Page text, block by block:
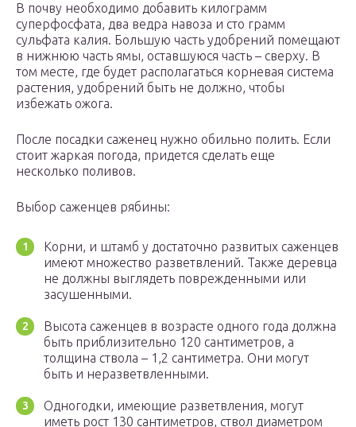
В почву необходимо добавить килограмм
суперфосфата, два ведра навоза и сто грамм
сульфата калия. Большую часть удобрений помещают
в нижнюю часть ямы, оставшуюся часть – сверху. В
том месте, где будет располагаться корневая система
растения, удобрений быть не должно, чтобы
избежать ожога.
После посадки саженец нужно обильно полить. Если
стоит жаркая погода, придется сделать еще
несколько поливов.
Выбор саженцев рябины:
Корни, и штамб у достаточно развитых саженцев
имеют множество разветвлений. Также деревца
не должны выглядеть поврежденными или
засушенными.
Высота саженцев в возрасте одного года должна
быть приблизительно 120 сантиметров, а
толщина ствола – 1,2 сантиметра. Они могут
быть и неразветвленными.
Одногодки, имеющие разветвления, могут
иметь рост 130 сантиметров, ствол диаметром